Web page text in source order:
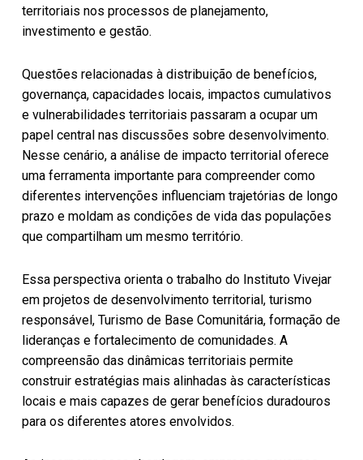
territoriais nos processos de planejamento,
investimento e gestão.
Questões relacionadas à distribuição de benefícios,
governança, capacidades locais, impactos cumulativos
e vulnerabilidades territoriais passaram a ocupar um
papel central nas discussões sobre desenvolvimento.
Nesse cenário, a análise de impacto territorial oferece
uma ferramenta importante para compreender como
diferentes intervenções influenciam trajetórias de longo
prazo e moldam as condições de vida das populações
que compartilham um mesmo território.
Essa perspectiva orienta o trabalho do Instituto Vivejar
em projetos de desenvolvimento territorial, turismo
responsável, Turismo de Base Comunitária, formação de
lideranças e fortalecimento de comunidades. A
compreensão das dinâmicas territoriais permite
construir estratégias mais alinhadas às características
locais e mais capazes de gerar benefícios duradouros
para os diferentes atores envolvidos.